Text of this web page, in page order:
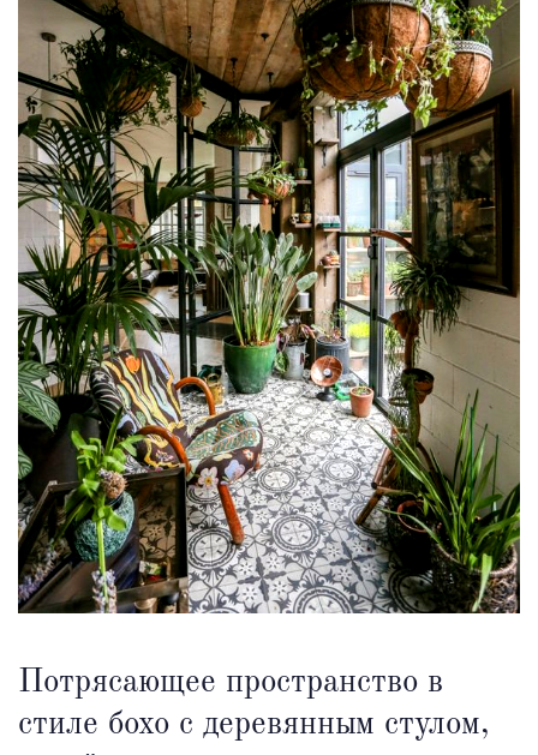
Потрясающее пространство в
стиле бохо с деревянным стулом,